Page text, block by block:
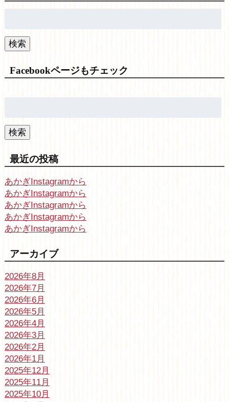
検索
Facebookページもチェック
検索
最近の投稿
あかぎInstagramから
あかぎInstagramから
あかぎInstagramから
あかぎInstagramから
あかぎInstagramから
アーカイブ
2026年8月
2026年7月
2026年6月
2026年5月
2026年4月
2026年3月
2026年2月
2026年1月
2025年12月
2025年11月
2025年10月